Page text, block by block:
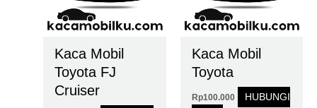
Kaca Mobil
Toyota FJ
Cruiser
Kaca Mobil
Toyota
Rp100.000
HUBUNGI